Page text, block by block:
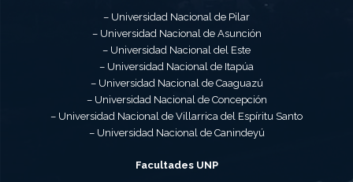
– Universidad Nacional de Pilar
– Universidad Nacional de Asunción
– Universidad Nacional del Este
– Universidad Nacional de Itapúa
– Universidad Nacional de Caaguazú
– Universidad Nacional de Concepción
– Universidad Nacional de Villarrica del Espíritu Santo
– Universidad Nacional de Canindeyú
Facultades UNP